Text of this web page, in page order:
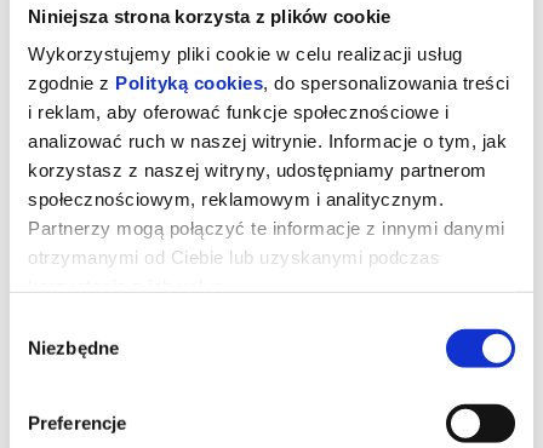
Niniejsza strona korzysta z plików cookie
Wykorzystujemy pliki cookie w celu realizacji usług
zgodnie z Polityką cookies, do spersonalizowania treści
i reklam, aby oferować funkcje społecznościowe i
analizować ruch w naszej witrynie. Informacje o tym, jak
korzystasz z naszej witryny, udostępniamy partnerom
społecznościowym, reklamowym i analitycznym.
Partnerzy mogą połączyć te informacje z innymi danymi
otrzymanymi od Ciebie lub uzyskanymi podczas
zgody
Niezbędne
Preferencje
Backrooms. Bez wyjścia
Jeden z największych fenomenów internetu, obejrzana ponad
100 milionów razy seria filmów grozy, wkracza na wielki ekran.
Kane Parsons znany też jako Kane Pixels, który jako 16-latek